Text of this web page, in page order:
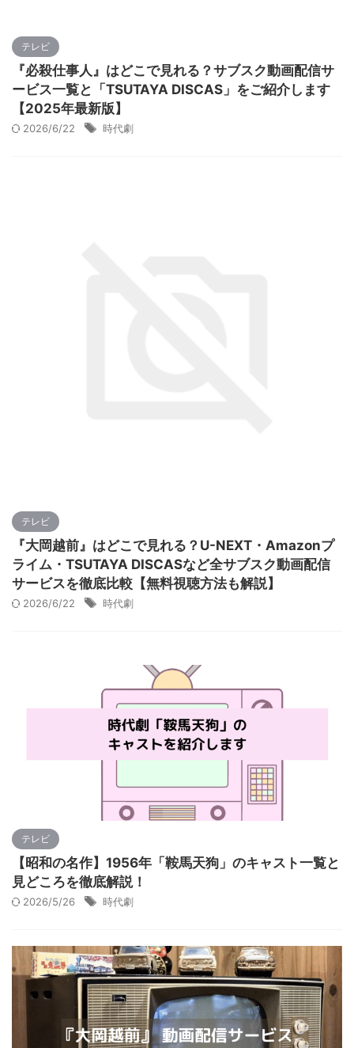
テレビ
『必殺仕事人』はどこで見れる？サブスク動画配信サ
ービス一覧と「TSUTAYA DISCAS」をご紹介します
【2025年最新版】
2026/6/22 時代劇
テレビ
『大岡越前』はどこで見れる？U-NEXT・Amazonプ
ライム・TSUTAYA DISCASなど全サブスク動画配信
サービスを徹底比較【無料視聴方法も解説】
2026/6/22 時代劇
テレビ
【昭和の名作】1956年「鞍馬天狗」のキャスト一覧と
見どころを徹底解説！
2026/5/26 時代劇